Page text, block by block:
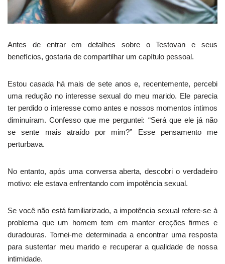
Antes de entrar em detalhes sobre o Testovan e seus
benefícios, gostaria de compartilhar um capítulo pessoal.
Estou casada há mais de sete anos e, recentemente, percebi
uma redução no interesse sexual do meu marido. Ele parecia
ter perdido o interesse como antes e nossos momentos íntimos
diminuíram. Confesso que me perguntei: “Será que ele já não
se sente mais atraído por mim?” Esse pensamento me
perturbava.
No entanto, após uma conversa aberta, descobri o verdadeiro
motivo: ele estava enfrentando com impotência sexual.
Se você não está familiarizado, a impotência sexual refere-se à
problema que um homem tem em manter ereções firmes e
duradouras. Tornei-me determinada a encontrar uma resposta
para sustentar meu marido e recuperar a qualidade de nossa
intimidade.